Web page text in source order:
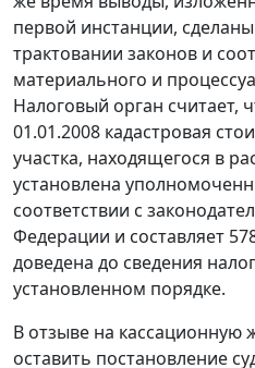
первой инстанции,
трактовании законов и
материального и
Налоговый орган считает,
01.01.2008 кадастровая
участка, находящегося в
установлена
соответствии с
Федерации и составляет
доведена до сведения
установленном порядке.
В отзыве на кассационную
оставить постановление